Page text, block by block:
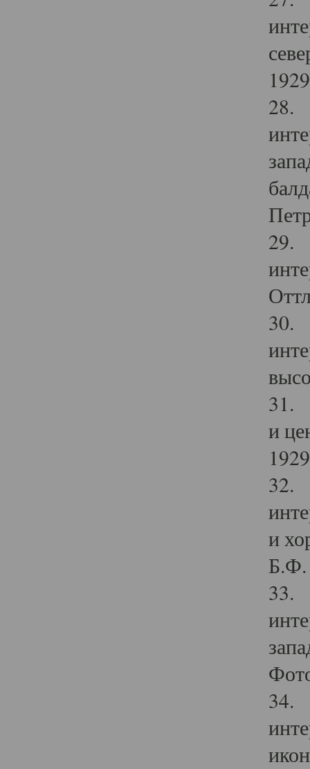
28.
29.
30.
31.
и
32.
и
Б.Ф.
33.
34.